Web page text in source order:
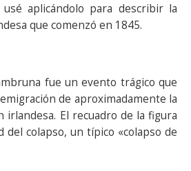
aplicándolo para describir la
que comenzó en 1845.
fue un evento trágico que
de aproximadamente la
irlandesa. El recuadro de la figura
del colapso, un típico «colapso de